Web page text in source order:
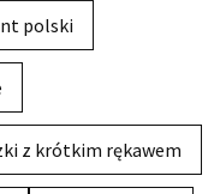
polski
z krótkim rękawem